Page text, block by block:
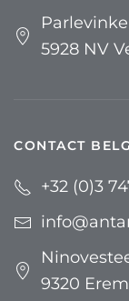
5928 NV
CONTACT
+32 (0)3
9320